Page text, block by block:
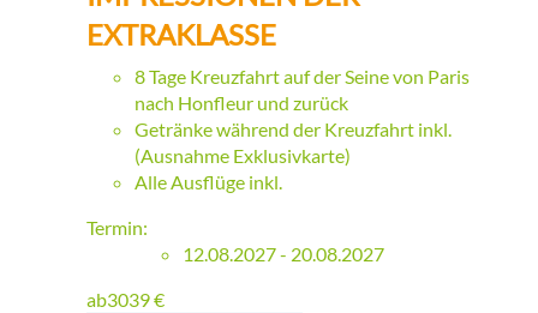
EXTRAKLASSE
8 Tage Kreuzfahrt auf der Seine von Paris
nach Honfleur und zurück
Getränke während der Kreuzfahrt inkl.
(Ausnahme Exklusivkarte)
Alle Ausflüge inkl.
Termin:
12.08.2027 - 20.08.2027
ab3039€